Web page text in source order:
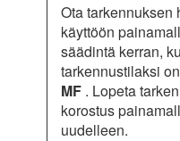
Ota tarkennuksen
käyttöön
säädintä kerran,
tarkennustilaksi
MF . Lopeta
korostus
uudelleen.